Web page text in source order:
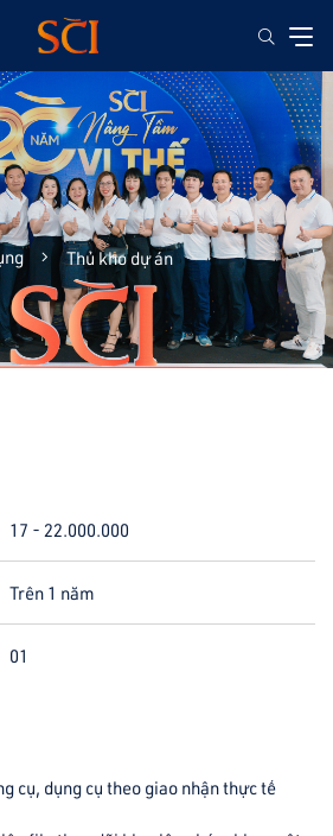
Thủ kho dự án
17 - 22.000.000
Trên 1 năm
01
cụ, dụng cụ theo giao nhận thực tế